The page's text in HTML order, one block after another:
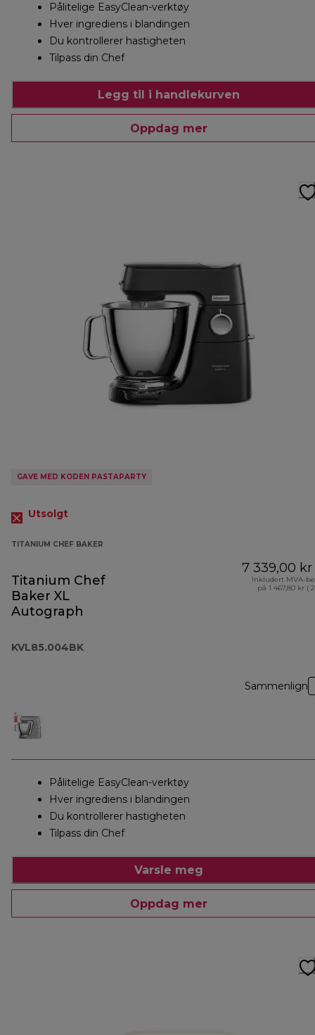
Pålitelige EasyClean-verktøy
Hver ingrediens i blandingen
Du kontrollerer hastigheten
Tilpass din Chef
Legg til i handlekurven
Oppdag mer
GAVE MED KODEN PASTAPARTY
Utsolgt
TITANIUM CHEF BAKER
Titanium Chef
Baker XL
Autograph
KVL85.004BK
7 339,00 kr
Inkludert MVA-
på 1 467,80 kr (
Sammenlign
Pålitelige EasyClean-verktøy
Hver ingrediens i blandingen
Du kontrollerer hastigheten
Tilpass din Chef
Varsle meg
Oppdag mer